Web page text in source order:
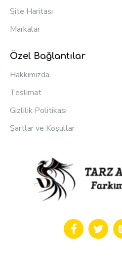
Site Haritası
Markalar
Özel Bağlantılar
Hakkımızda
Teslimat
Gizlilik Politikası
Şartlar ve Koşullar